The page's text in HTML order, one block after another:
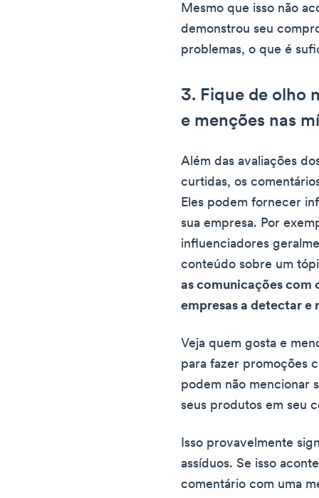
Mesmo que isso não
demonstrou seu
problemas, o que é
3. Fique de olho
e menções nas
Além das avaliações
curtidas, os
Eles podem fornecer
sua empresa. Por
influenciadores
conteúdo sobre um
as comunicações com
empresas a detectar
Veja quem gosta e
para fazer promoções
podem não mencionar
seus produtos em seu
Isso provavelmente
assíduos. Se isso
comentário com uma